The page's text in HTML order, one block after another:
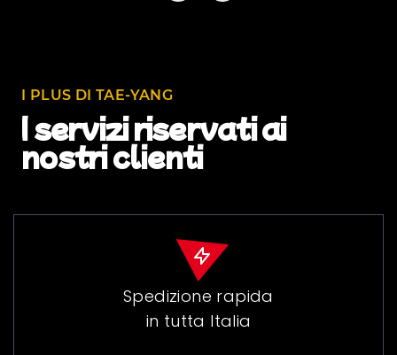
I PLUS DI TAE-YANG
I servizi riservati ai
nostri clienti
Spedizione rapida
in tutta Italia